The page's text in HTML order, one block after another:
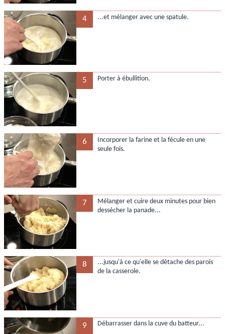
4 ...et mélanger avec une spatule.
5 Porter à ébullition.
6
Incorporer la farine et la fécule en une
seule fois.
7
Mélanger et cuire deux minutes pour bien
dessécher la panade...
8
...jusqu'à ce qu'elle se détache des parois
de la casserole.
9 Débarrasser dans la cuve du batteur...